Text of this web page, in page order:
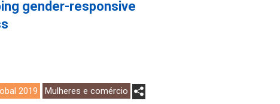
gender-responsive
2019 Mulheres e comércio